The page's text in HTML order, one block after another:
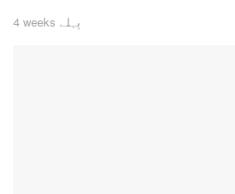
4 weeks پہلے